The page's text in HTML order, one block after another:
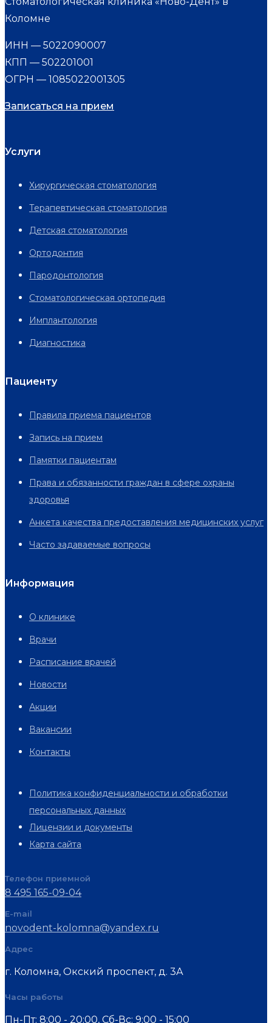
Коломне
ИНН — 5022090007
КПП — 502201001
ОГРН — 1085022001305
Записаться на прием
Услуги
Хирургическая стоматология
Терапевтическая стоматология
Детская стоматология
Ортодонтия
Пародонтология
Стоматологическая ортопедия
Имплантология
Диагностика
Пациенту
Правила приема пациентов
Запись на прием
Памятки пациентам
Права и обязанности граждан в сфере охраны
здоровья
Анкета качества предоставления медицинских услуг
Часто задаваемые вопросы
Информация
О клинике
Врачи
Расписание врачей
Новости
Акции
Вакансии
Контакты
Политика конфиденциальности и обработки
персональных данных
Лицензии и документы
Карта сайта
Телефон приемной
8 495 165-09-04
E-mail
novodent-kolomna@yandex.ru
Адрес
г. Коломна, Окский проспект, д. 3А
Часы работы
Пн-Пт: 8:00 - 20:00, Cб-Вс: 9:00 - 15:00